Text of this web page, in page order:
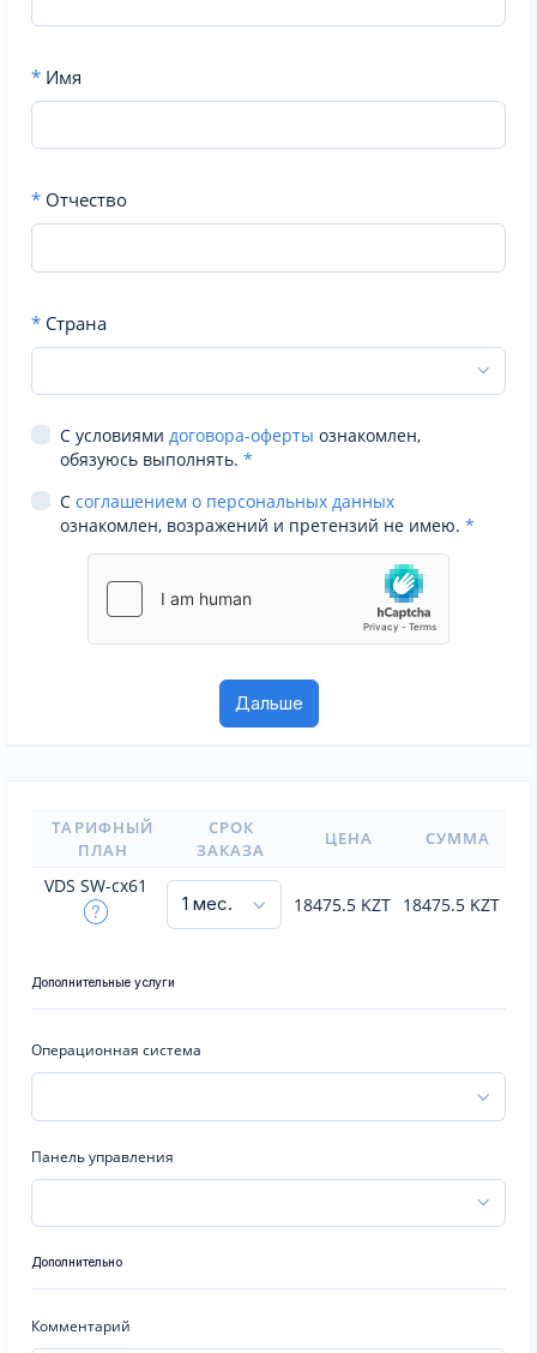
* Имя
* Отчество
* Страна
С условиями договора-оферты ознакомлен,
обязуюсь выполнять. *
С соглашением о персональных данных
ознакомлен, возражений и претензий не имею. *
ТАРИФНЫЙ
ПЛАН
СРОК
ЗАКАЗА
ЦЕНА СУММА
VDS SW-cx61
18475.5 KZT 18475.5 KZT
Дополнительные услуги
Операционная система
Панель управления
Дополнительно
Комментарий